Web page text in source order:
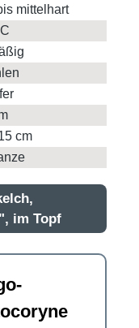
mittelhart
cm
im Topf